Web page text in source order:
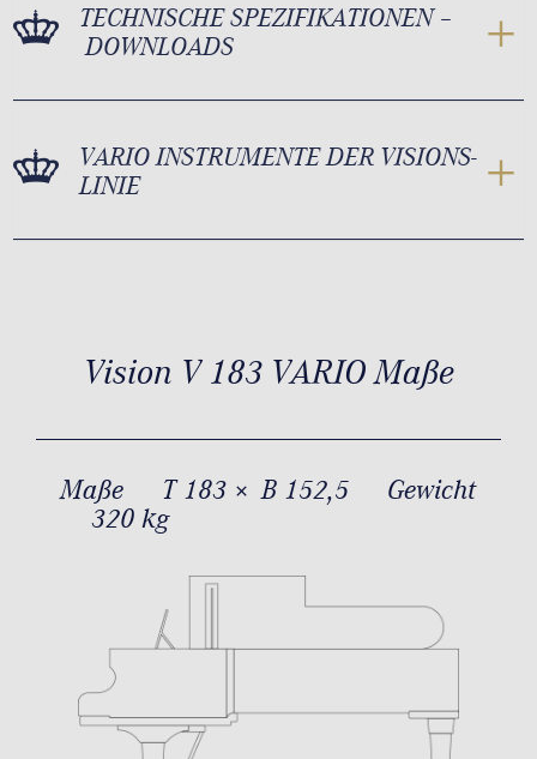
TECHNISCHE SPEZIFIKATIONEN –
DOWNLOADS
VARIO INSTRUMENTE DER VISIONS-
LINIE
Vision V 183 VARIO Maße
Maße T 183 × B 152,5
Gewicht
320 kg